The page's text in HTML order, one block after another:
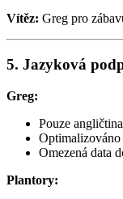
Vítěz: Greg pro
5. Jazyková
Greg:
Pouze
Omezená data
Plantory: